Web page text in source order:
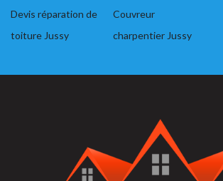
Devis réparation de
toiture Jussy
Couvreur
charpentier Jussy